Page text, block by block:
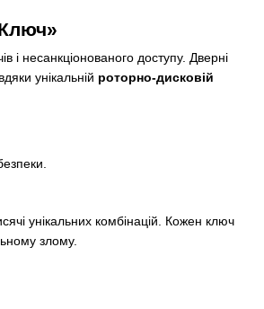
і несанкціонованого доступу. Дверні
унікальній роторно-дисковій
унікальних комбінацій. Кожен ключ
злому.